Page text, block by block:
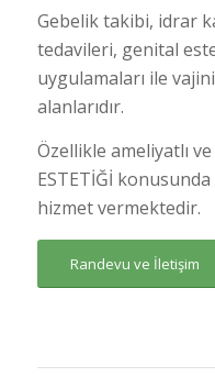
Gebelik takibi, idrar
tedavileri, genital
uygulamaları ile
alanlarıdır.
Özellikle ameliyatlı
ESTETİĞİ
hizmet vermektedir.
Randevu ve İletişim